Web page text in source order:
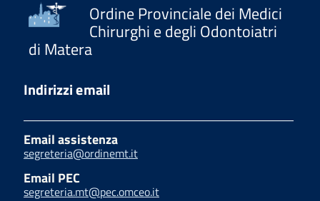
Ordine Provinciale dei Medici
Chirurghi e degli Odontoiatri
di Matera
Indirizzi email
Email assistenza
segreteria@ordinemt.it
Email PEC
segreteria.mt@pec.omceo.it